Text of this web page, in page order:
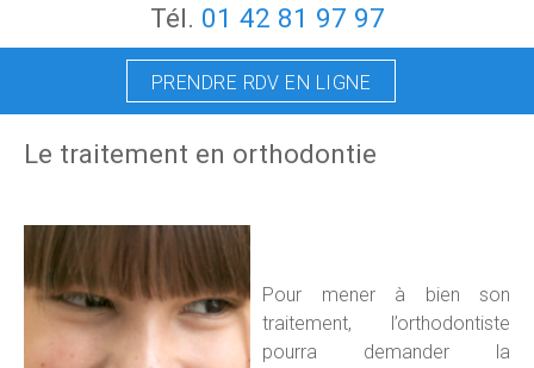
Tél. 01 42 81 97 97
PRENDRE RDV EN LIGNE
Le traitement en orthodontie
Pour mener à bien son
traitement, l’orthodontiste
pourra demander la